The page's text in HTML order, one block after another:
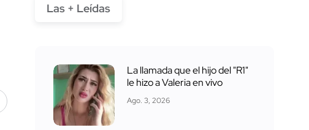
Las + Leídas
La llamada que el hijo del "R1"
le hizo a Valeria en vivo
Ago. 3, 2026